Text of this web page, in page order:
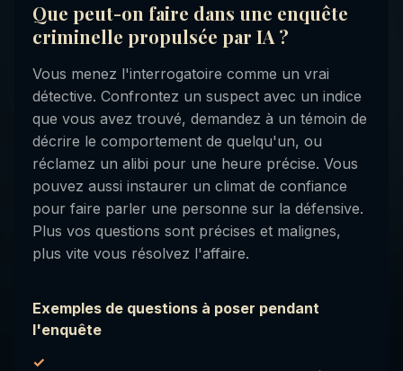
Que peut-on faire dans une enquête
criminelle propulsée par IA ?
Vous menez l'interrogatoire comme un vrai
détective. Confrontez un suspect avec un indice
que vous avez trouvé, demandez à un témoin de
décrire le comportement de quelqu'un, ou
réclamez un alibi pour une heure précise. Vous
pouvez aussi instaurer un climat de confiance
pour faire parler une personne sur la défensive.
Plus vos questions sont précises et malignes,
plus vite vous résolvez l'affaire.
Exemples de questions à poser pendant
l'enquête
✓